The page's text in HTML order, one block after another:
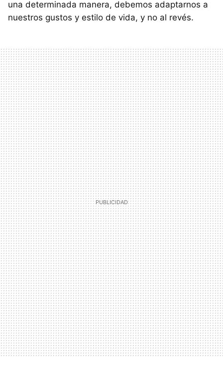
una determinada manera, debemos adaptarnos a
nuestros gustos y estilo de vida, y no al revés.